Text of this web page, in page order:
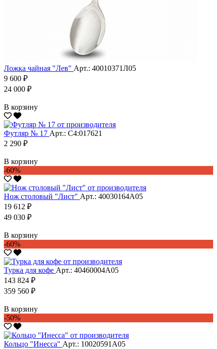
Ложка чайная "Лев" Арт.: 40010371Л05
9 600 ₽
24 000 ₽
В корзину
Футляр № 17 Арт.: С4:017621
2 290 ₽
В корзину
-60%
Нож столовый "Лист" Арт.: 40030164А05
19 612 ₽
49 030 ₽
В корзину
-60%
Турка для кофе Арт.: 40460004А05
143 824 ₽
359 560 ₽
В корзину
-50%
Кольцо "Инесса" Арт.: 10020591А05